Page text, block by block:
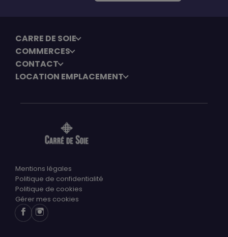
CARRE DE SOIE
COMMERCES
CONTACT
LOCATION EMPLACEMENT
Mentions légales
Politique de confidentialité
Politique de cookies
Gérer mes cookies